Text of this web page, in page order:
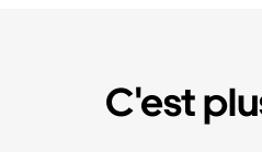
C'est